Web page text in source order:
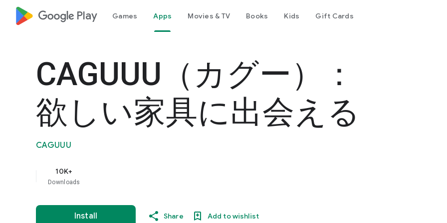
google_logo Play Games Apps Movies & TV Books Kids Gift Cards
CAGUUU（カグー）：
欲しい家具に出会える
CAGUUU
10K+
Downloads
Install Share Add to wishlist